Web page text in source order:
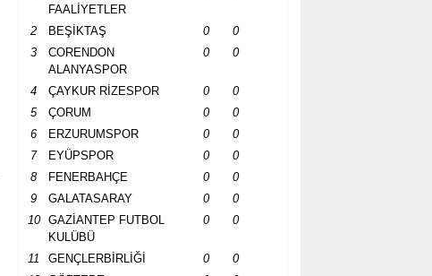
FAALİYETLER
2 BEŞİKTAŞ 0
0
3
CORENDON
ALANYASPOR
0 0
4 ÇAYKUR RİZESPOR 0
0
5
ÇORUM 0
0
6
ERZURUMSPOR 0
0
7
EYÜPSPOR 0
0
8
FENERBAHÇE 0
0
9
GALATASARAY 0
0
10
GAZİANTEP FUTBOL
KULÜBÜ
0 0
11 GENÇLERBİRLİĞİ 0
0